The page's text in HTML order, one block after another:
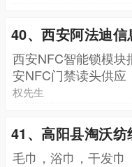
40、西安阿法迪
西安NFC智能锁模
安NFC门禁读头供应
权先生
41、高阳县淘沃
毛巾，浴巾，干发巾